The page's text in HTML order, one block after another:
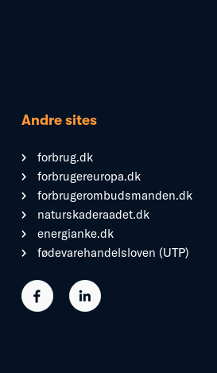
Andre sites
forbrug.dk
forbrugereuropa.dk
forbrugerombudsmanden.dk
naturskaderaadet.dk
energianke.dk
fødevarehandelsloven (UTP)